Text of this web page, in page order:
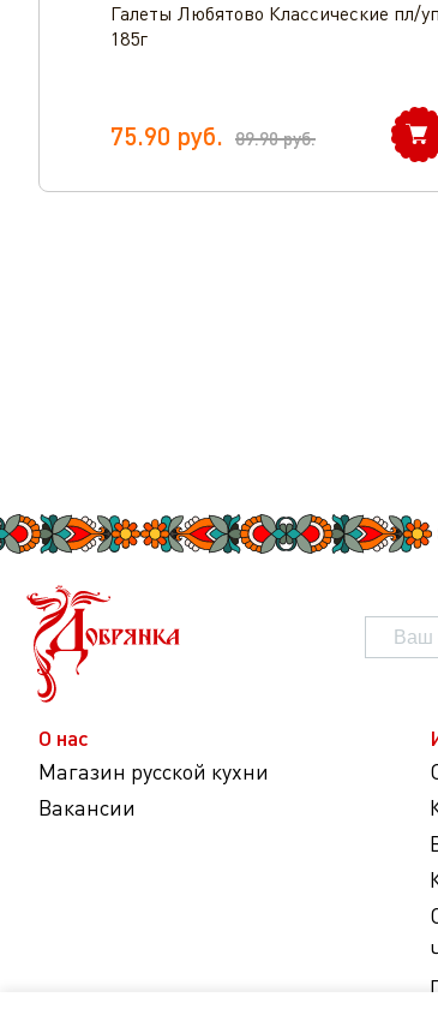
Галеты Любятово Классические пл/уп
185г
75.90 руб. 89.90руб.
О нас
Магазин русской кухни
Вакансии